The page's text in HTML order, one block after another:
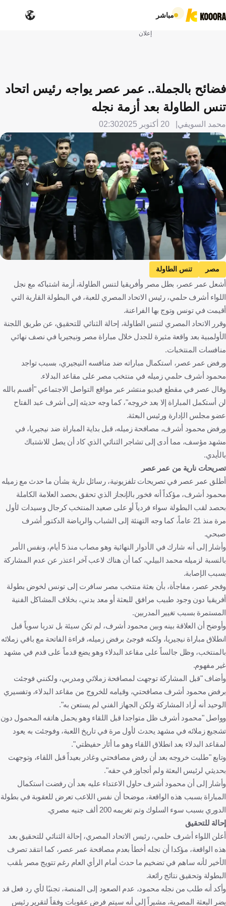
مباشر
إعلان
فضائح بالجملة.. عمر عصر يواجه رئيس اتحاد
تنس الطاولة بعد أزمة نجله
محمد السويفي 20 أكتوبر 2025 02:30
مصر تنس الطاولة
أشعل عمر عصر، بطل مصر وأفريقيا لتنس الطاولة، أزمة اشتباكه مع نجل
اللواء أشرف حلمي، رئيس الاتحاد المصري للعبة، في البطولة القارية التي
أقيمت في تونس وتوج بها الفراعنة.
وقرر الاتحاد المصري لتنس الطاولة، إحالة الثنائي للتحقيق، عن طريق اللجنة
الأولمبية بعد واقعة مثيرة للجدل خلال مباراة مصر ونيجيريا في نصف نهائي
منافسات المنتخبات.
ورفض عمر عصر، استكمال مباراته ضد منافسه النيجيري، بسبب تواجد
محمود أشرف حلمي زميله في منتخب مصر على مقاعد البدلاء.
وقال عصر في مقطع فيديو منتشر عبر مواقع التواصل الاجتماعي "أقسم بالله
لن أستكمل المباراة إلا بعد خروجه"، كما وجه حديثه إلى أشرف عبد الفتاح
عضو مجلس الإدارة ورئيس البعثة.
ورفض محمود أشرف، مصافحة زميله، قبل بداية المباراة ضد نيجيريا، في
مشهد مؤسف، مما أدى إلى تشاجر الثنائي الذي كاد أن يصل للاشتباك
بالأيدي.
تصريحات نارية من عمر عصر
أطلق عمر عصر في تصريحات تلفزيونية، رسائل نارية بشأن ما حدث مع زميله
محمود أشرف، مؤكداً أنه فخور بالإنجاز الذي تحقق بحصد العلامة الكاملة
بحصد لقب البطولة سواء فردياً أو على صعيد المنتخب كرجال وسيدات لأول
مرة منذ 21 عاماً، كما وجه التهنئة إلى الشباب والرياضة الدكتور أشرف
صبحي.
وأشار إلى أنه شارك في الأدوار النهائية وهو مصاب منذ 5 أيام، ونفس الأمر
بالنسبة لزميله محمد البيلي، كما أن هناك لاعب آخر اعتذر عن عدم المشاركة
بسبب الإصابة.
وفجر عصر، مفاجأة، بأن بعثة منتخب مصر سافرت إلى تونس لخوض بطولة
أفريقيا دون وجود طبيب مرافق للبعثة أو معد بدني، بخلاف المشاكل الفنية
المستمرة بسبب تغيير المدربين.
وأوضح أن العلاقة بينه وبين محمود أشرف، لم تكن سيئة بل تدربا سوياً قبل
انطلاق مباراة نيجيريا، ولكنه فوجئ برفض زميله، قراءة الفاتحة مع باقي زملائه
بالمنتخب، وظل جالساً على مقاعد البدلاء وهو يضع قدماً على قدم في مشهد
غير مفهوم.
وأضاف "قبل المشاركة توجهت لمصافحة زملائي ومدربي، ولكنني فوجئت
برفض محمود أشرف مصافحتي، وقيامه للخروج من مقاعد البدلاء، وتفسيري
الوحيد أنه أراد المشاركة ولكن الجهاز الفني لم يستعن به".
وواصل "محمود أشرف ظل متواجدا قبل اللقاء وهو يحمل هاتفه المحمول دون
تشجيع زملائه في مشهد يحدث لأول مرة في تاريخ اللعبة، وفوجئت به يعود
لمقاعد البدلاء بعد انطلاق اللقاء وهو ما أثار حفيظتي".
وتابع "طلبت خروجه بعد أن رفض مصافحتي وغادر بعيداً قبل اللقاء، وتوجهت
بحديثي لرئيس البعثة ولم أتجاوز في حقه".
وأشار إلى أن محمود أشرف حاول الاعتداء عليه بعد أن رفضت استكمال
المباراة بسبب هذه الواقعة، موضحا أن نفس اللاعب تعرض للعقوبة في بطولة
الدوري بسبب سوء السلوك وتم تغريمه 200 ألف جنيه مصري.
إحالة للتحقيق
أعلن اللواء أشرف حلمي، رئيس الاتحاد المصري، إحالة الثنائي للتحقيق بعد
هذه الواقعة، مؤكدا أن نجله أخطأ بعدم مصافحة عمر عصر، كما انتقد تصرف
الأخير لأنه ساهم في تضخيم ما حدث أمام الرأي العام رغم تتويج مصر بلقب
البطولة وتحقيق نتائج رائعة.
وأكد أنه طلب من نجله محمود، عدم الصعود إلى المنصة، تجنبًا لأي رد فعل قد
يضر البعثة المصرية، مشيراً إلى أنه سيتم فرض عقوبات وفقاً لتقرير رئيس